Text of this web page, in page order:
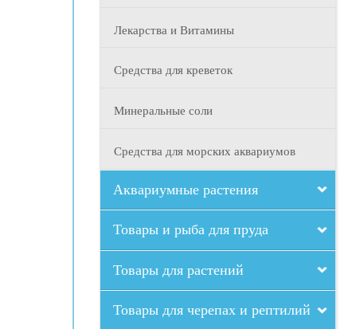
Лекарства и Витамины
Средства для креветок
Минеральные соли
Средства для морских аквариумов
Аквариумные растения
Товары и рыба для пруда
Товары для растений
Товары для черепах и рептилий